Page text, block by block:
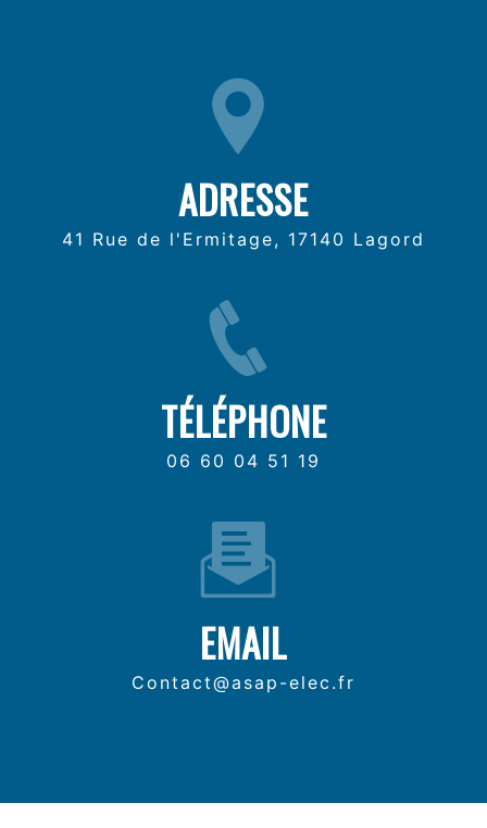
ADRESSE
41 Rue de l'Ermitage, 17140 Lagord
TÉLÉPHONE
06 60 04 51 19
EMAIL
contact@asap-elec.fr